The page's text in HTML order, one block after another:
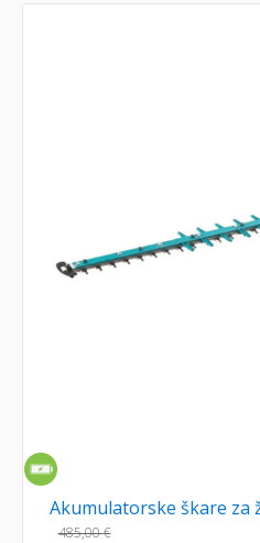
Akumulatorske škare za
485,00€